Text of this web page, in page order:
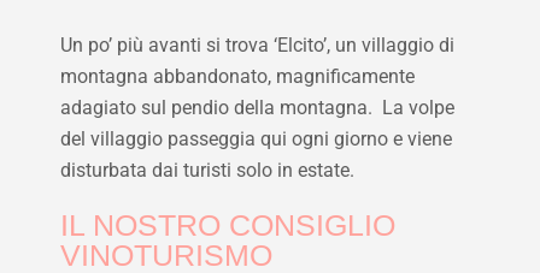
Un po’ più avanti si trova ‘Elcito’, un villaggio di
montagna abbandonato, magnificamente
adagiato sul pendio della montagna. La volpe
del villaggio passeggia qui ogni giorno e viene
disturbata dai turisti solo in estate.
IL NOSTRO CONSIGLIO
VINOTURISMO